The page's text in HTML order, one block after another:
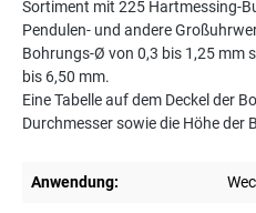
Sortiment mit 225 Hartmessing-
Pendulen- und andere
Bohrungs-Ø von 0,3 bis 1,25 mm
bis 6,50 mm.
Eine Tabelle auf dem Deckel der
Durchmesser sowie die Höhe der
Anwendung: